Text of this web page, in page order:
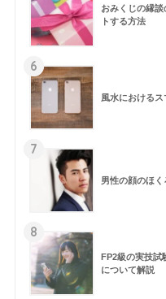
おみくじの縁
トする方法
6
風水におけるス
7
男性の顔のほく
8
FP2級の実技試
について解説